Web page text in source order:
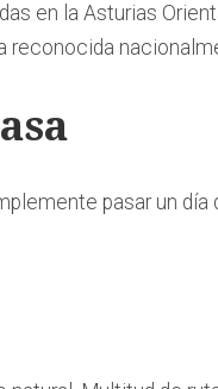
en la Asturias
reconocida
pasar un